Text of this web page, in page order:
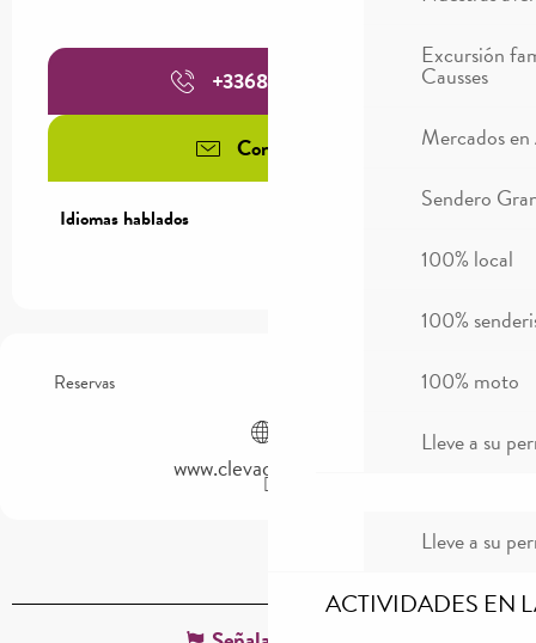
Excursión
Causses
Mercados
Sendero
100% local
100%
100% moto
Lleve a su
Lleve a su
ACTIVIDADES EN
+336800849
Contáctenos
Idiomas hablados
Idiomas hablados
Reservas
www.clevacances.com